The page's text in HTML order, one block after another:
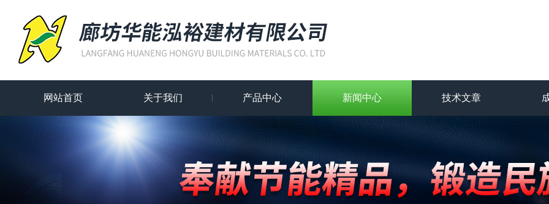
网站首页 关于我们 产品中心 新闻中心 技术文章